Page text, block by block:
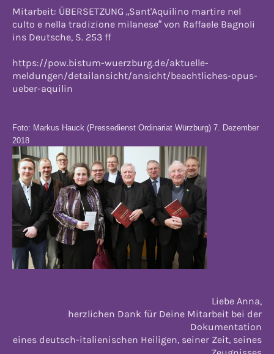
Mitarbeit: ÜBERSETZUNG „Sant'Aquilino martire nel
culto e nella tradizione milanese“ von Raffaele Bagnoli
ins Deutsche, S. 253 ff
https://pow.bistum-wuerzburg.de/aktuelle-
meldungen/detailansicht/ansicht/beachtliches-opus-
ueber-aquilin
Foto: Markus Hauck (Pressedienst Ordinariat Würzburg) 7. Dezember
2018
Liebe Anna,
herzlichen Dank für Deine Mitarbeit bei der
Dokumentation
eines deutsch-italienischen Heiligen, seiner Zeit, seines